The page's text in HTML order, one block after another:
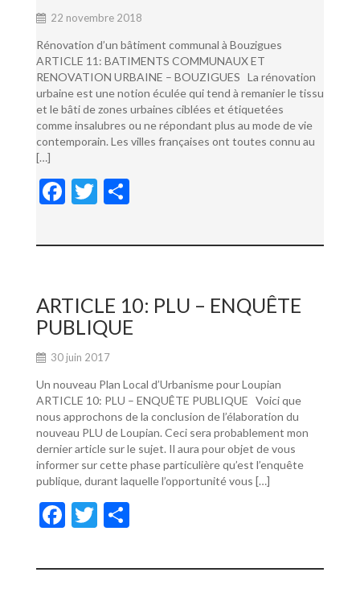
22 novembre 2018
Rénovation d’un bâtiment communal à Bouzigues
ARTICLE 11: BATIMENTS COMMUNAUX ET
RENOVATION URBAINE – BOUZIGUES La rénovation
urbaine est une notion éculée qui tend à remanier le tissu
et le bâti de zones urbaines ciblées et étiquetées
comme insalubres ou ne répondant plus au mode de vie
contemporain. Les villes françaises ont toutes connu au
[…]
F
e
o
o
k
T
itt ta
er
ARTICLE 10: PLU – ENQUÊTE
PUBLIQUE
30 juin 2017
Un nouveau Plan Local d’Urbanisme pour Loupian
ARTICLE 10: PLU – ENQUÊTE PUBLIQUE Voici que
nous approchons de la conclusion de l’élaboration du
nouveau PLU de Loupian. Ceci sera probablement mon
dernier article sur le sujet. Il aura pour objet de vous
informer sur cette phase particulière qu’est l’enquête
publique, durant laquelle l’opportunité vous […]
F
e
T
itt ta